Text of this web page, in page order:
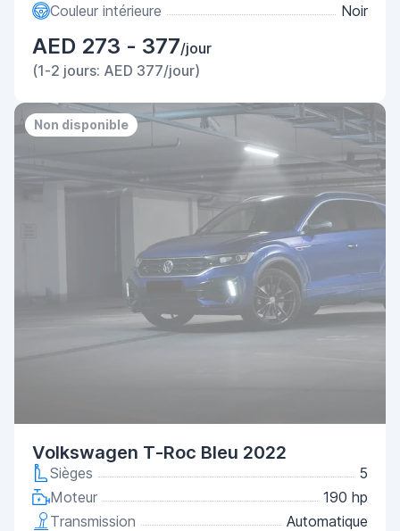
Couleur intérieure
Noir
AED 273 - 377/jour
(1-2 jours: AED 377/jour)
Non disponible
Volkswagen T-Roc Bleu 2022
Sièges
5
Moteur
190 hp
Transmission
Automatique